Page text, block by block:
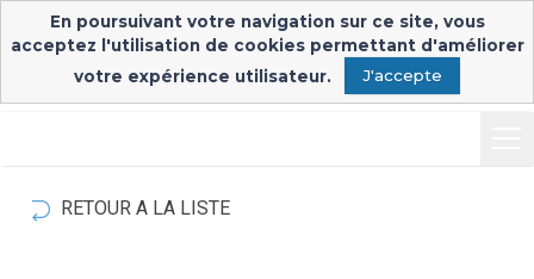
Inscription & connexion Connexion exposants
RETOUR A LA LISTE
En poursuivant votre navigation sur ce site, vous
acceptez l'utilisation de cookies permettant d'améliorer
votre expérience utilisateur.
J'accepte